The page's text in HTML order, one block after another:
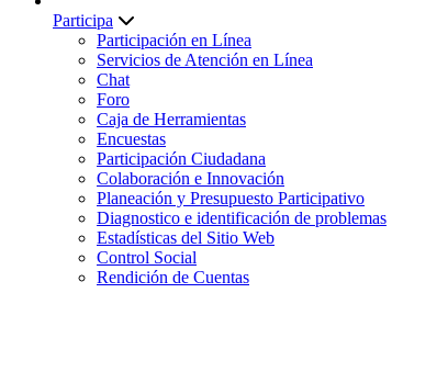
Participa
Participación en Línea
Servicios de Atención en Línea
Chat
Foro
Caja de Herramientas
Encuestas
Participación Ciudadana
Colaboración e Innovación
Planeación y Presupuesto Participativo
Diagnostico e identificación de problemas
Estadísticas del Sitio Web
Control Social
Rendición de Cuentas